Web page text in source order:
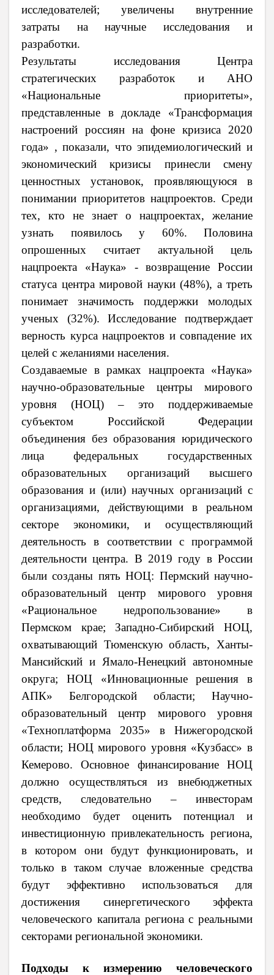
исследователей; увеличены внутренние
затраты на научные исследования и
разработки.
Результаты исследования Центра
стратегических разработок и АНО
«Национальные приоритеты»,
представленные в докладе «Трансформация
настроений россиян на фоне кризиса 2020
года» , показали, что эпидемиологический и
экономический кризисы принесли смену
ценностных установок, проявляющуюся в
понимании приоритетов нацпроектов. Среди
тех, кто не знает о нацпроектах, желание
узнать появилось у 60%. Половина
опрошенных считает актуальной цель
нацпроекта «Наука» - возвращение России
статуса центра мировой науки (48%), а треть
понимает значимость поддержки молодых
ученых (32%). Исследование подтверждает
верность курса нацпроектов и совпадение их
целей с желаниями населения.
Создаваемые в рамках нацпроекта «Наука»
научно-образовательные центры мирового
уровня (НОЦ) – это поддерживаемые
субъектом Российской Федерации
объединения без образования юридического
лица федеральных государственных
образовательных организаций высшего
образования и (или) научных организаций с
организациями, действующими в реальном
секторе экономики, и осуществляющий
деятельность в соответствии с программой
деятельности центра. В 2019 году в России
были созданы пять НОЦ: Пермский научно-
образовательный центр мирового уровня
«Рациональное недропользование» в
Пермском крае; Западно-Сибирский НОЦ,
охватывающий Тюменскую область, Ханты-
Мансийский и Ямало-Ненецкий автономные
округа; НОЦ «Инновационные решения в
АПК» Белгородской области; Научно-
образовательный центр мирового уровня
«Техноплатформа 2035» в Нижегородской
области; НОЦ мирового уровня «Кузбасс» в
Кемерово. Основное финансирование НОЦ
должно осуществляться из внебюджетных
средств, следовательно – инвесторам
необходимо будет оценить потенциал и
инвестиционную привлекательность региона,
в котором они будут функционировать, и
только в таком случае вложенные средства
будут эффективно использоваться для
достижения синергетического эффекта
человеческого капитала региона с реальными
секторами региональной экономики.
Подходы к измерению человеческого